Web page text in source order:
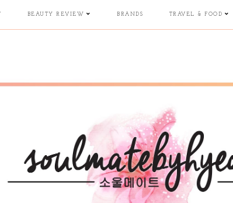
BEAUTY REVIEW BRANDS TRAVEL & FOOD